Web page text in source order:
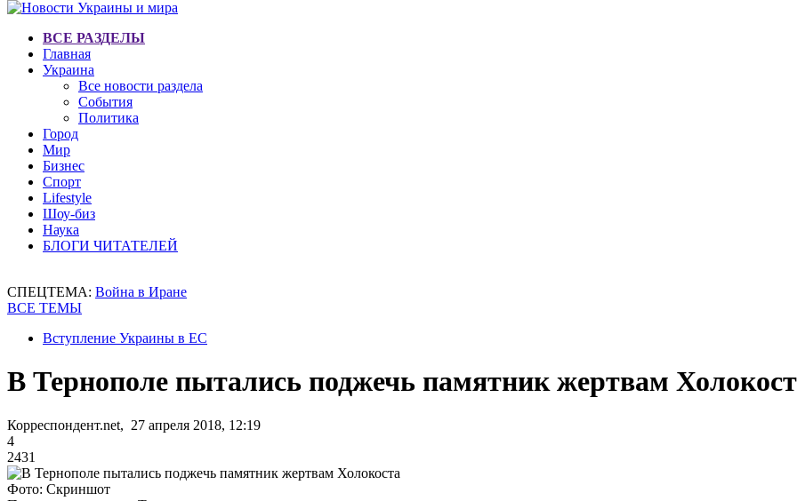
ВСЕ РАЗДЕЛЫ
Главная
Украина
Все новости раздела
События
Политика
Город
Мир
Бизнес
Спорт
Lifestyle
Шоу-биз
Наука
БЛОГИ ЧИТАТЕЛЕЙ
СПЕЦТЕМА: Война в Иране
ВСЕ ТЕМЫ
Вступление Украины в ЕС
В Тернополе пытались поджечь памятник жертвам
Корреспондент.net, 27 апреля 2018, 12:19
4
2431
Фото: Скриншот